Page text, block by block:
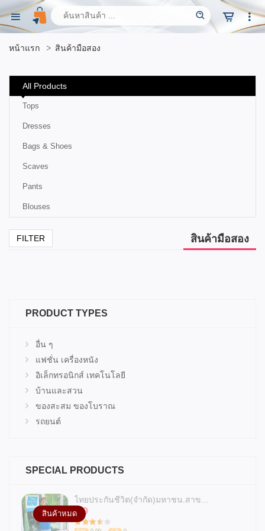
หน้าแรก สินค้ามือสอง
All Products
Tops
Dresses
Bags & Shoes
Scaves
Pants
Blouses
FILTER สินค้ามือสอง
PRODUCT TYPES
อื่น ๆ
แฟชั่น เครื่องหนัง
อิเล็กทรอนิกส์ เทคโนโลยี
บ้านและสวน
ของสะสม ของโบราณ
รถยนต์
SPECIAL PRODUCTS
สินค้าหมด
ไทยประกันชีวิต(จำกัด)มหาชน.สาข...
฿ 0